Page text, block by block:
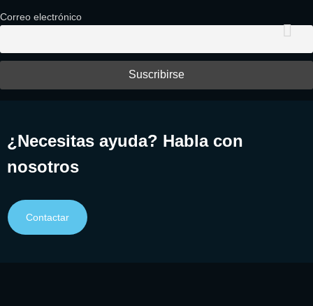
Correo electrónico
¿Necesitas ayuda? Habla con
nosotros
Contactar